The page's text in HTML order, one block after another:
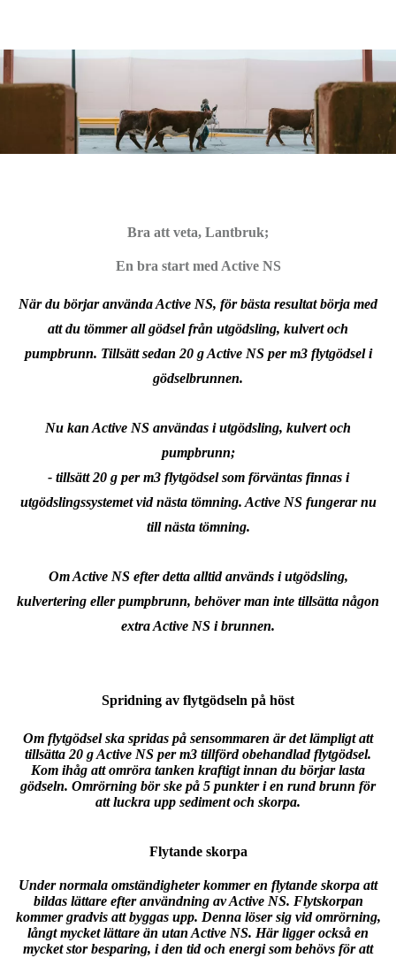
Bra att veta, Lantbruk;
En bra start med Active NS
När du börjar använda Active NS, för bästa resultat börja med
att du tömmer all gödsel från utgödsling, kulvert och
pumpbrunn. Tillsätt sedan 20 g Active NS per m3 flytgödsel i
gödselbrunnen.
Nu kan Active NS användas i utgödsling, kulvert och
pumpbrunn;
- tillsätt 20 g per m3 flytgödsel som förväntas finnas i
utgödslingssystemet vid nästa tömning. Active NS fungerar nu
till nästa tömning.
Om Active NS efter detta alltid används i utgödsling,
kulvertering eller pumpbrunn, behöver man inte tillsätta någon
extra Active NS i brunnen.
Spridning av flytgödseln på höst
Om flytgödsel ska spridas på sensommaren är det lämpligt att
tillsätta 20 g Active NS per m3 tillförd obehandlad flytgödsel.
Kom ihåg att omröra tanken kraftigt innan du börjar lasta
gödseln. Omrörning bör ske på 5 punkter i en rund brunn för
att luckra upp sediment och skorpa.
Flytande skorpa
Under normala omständigheter kommer en flytande skorpa att
bildas lättare efter användning av Active NS. Flytskorpan
kommer gradvis att byggas upp. Denna löser sig vid omrörning,
långt mycket lättare än utan Active NS. Här ligger också en
mycket stor besparing, i den tid och energi som behövs för att